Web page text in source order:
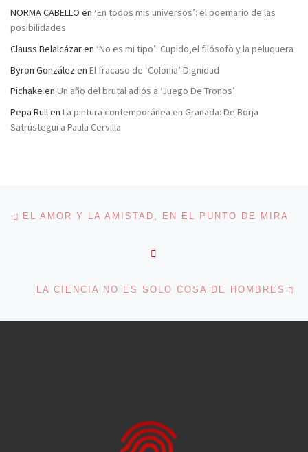
NORMA CABELLO en ‘En todos mis universos’: el poemario de las
posibilidades
Clauss Belalcázaren ‘No es mi tipo’: Cupido,el filósofo y la peluquera
Byron González en El fracaso de ‘Colonia’ Dignidad
Pichake en Un año del brutal adiós a ‘Juego De Tronos’
Pepa Rullen La pintura contemporánea en Granada: De Borja
Satrústegui a Paula Cervilla
Navegación de entradas
EL AMOR Y LA AMISTAD, EN EL PUNTO DE MIRA
LA CIENCIA NO ES SOLO COSA DE HOMBRES